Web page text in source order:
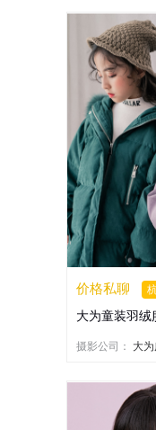
价格私聊
大为童装羽绒
摄影公司： 大